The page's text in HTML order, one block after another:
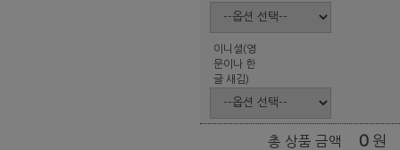
이니셜(영
문이나 한
글 새김)
총 상품 금액 0 원